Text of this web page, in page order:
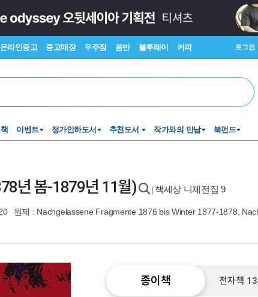
온라인중고 중고매장 우주점 음반 블루레이 커피 로그인
이벤트 정가인하도서 추천도서 작가와의 만남 북펀드
년 봄-1879년 11월) 책세상 니체전집 9
원제 : Nachgelassene Fragmente 1876 bis Winter 1877-1878,
종이책 전자책